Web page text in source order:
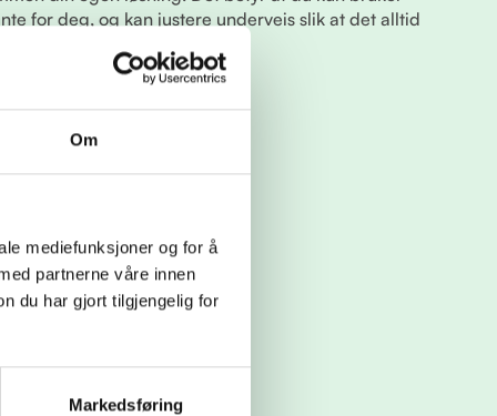
Om
mediefunksjoner og for å
partnerne våre innen
du har gjort tilgjengelig for
Markedsføring
for deg, og kan justere underveis slik at det alltid